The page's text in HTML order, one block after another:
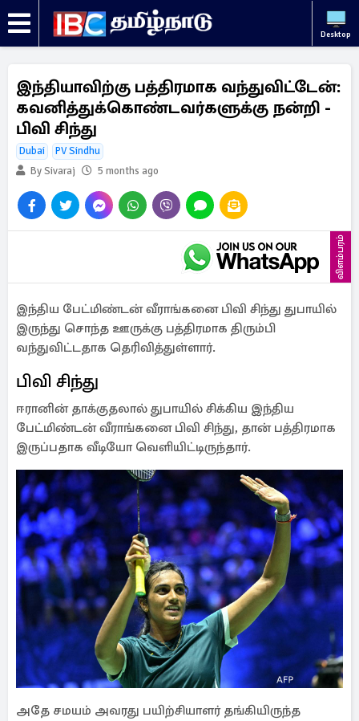
Desktop
இந்தியாவிற்கு பத்திரமாக வந்துவிட்டேன்:
கவனித்துக்கொண்டவர்களுக்கு நன்றி -
பிவி சிந்து
Dubai
PV Sindhu
By Sivaraj
5 months ago
விளம்பரம்
இந்திய பேட்மிண்டன் வீராங்கனை பிவி சிந்து துபாயில்
இருந்து சொந்த ஊருக்கு பத்திரமாக திரும்பி
வந்துவிட்டதாக தெரிவித்துள்ளார்.
பிவி சிந்து
ஈரானின் தாக்குதலால் துபாயில் சிக்கிய இந்திய
பேட்மிண்டன் வீராங்கனை பிவி சிந்து, தான் பத்திரமாக
இருப்பதாக வீடியோ வெளியிட்டிருந்தார்.
அதே சமயம் அவரது பயிற்சியாளர் தங்கியிருந்த